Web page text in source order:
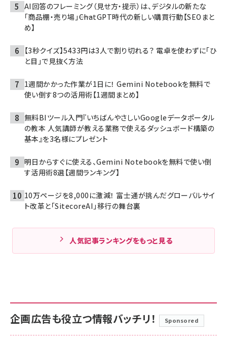
AI回答のフレーミング（見せ方・提示）は、デジタルの新たな
「商品棚・売り場」――ChatGPT時代の新しい購買行動【SEOまと
め】
【3秒クイズ】5433円は3人で割り切れる？ 電卓を使わずに「ひ
と目」で見抜く方法
1週間かかった作業が1日に！ Gemini Notebookを無料で
使い倒す8つの活用術【1週間まとめ】
無料BIツール入門『いちばんやさしいGoogleデータポータル
の教本 人気講師が教える業務で使えるダッシュボード構築の
基本』を3名様にプレゼント
明日からすぐに使える、Gemini Notebookを無料で使い倒
す活用術8選【週間ランキング】
10万ページを8,000に激減！ 富士通が挑んだグローバルサイ
ト改革と「SitecoreAI」移行の舞台裏
人気記事ランキングをもっと見る
企画広告も役立つ情報バッチリ！ Sponsored